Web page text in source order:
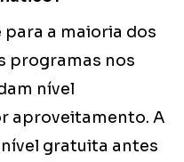
a maioria dos
programas nos
nível
aproveitamento. A
nível gratuita antes